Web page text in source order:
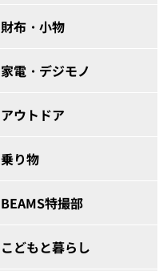
財布・小物
家電・デジモノ
アウトドア
乗り物
BEAMS特撮部
こどもと暮らし